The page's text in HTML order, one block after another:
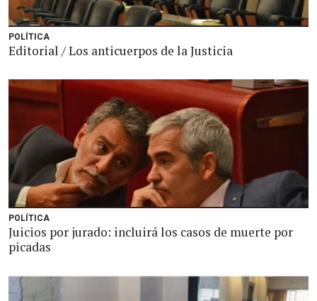
POLÍTICA
Editorial / Los anticuerpos de la Justicia
POLÍTICA
Juicios por jurado: incluirá los casos de muerte por
picadas